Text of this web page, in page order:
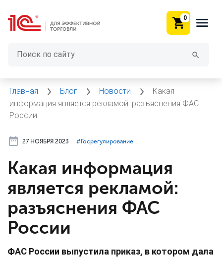
0
Главная Блог Новости
Какая
информация является рекламой: разъяснения ФАС
России
27 НОЯБРЯ 2023 #⁣Госрегулирование
Какая информация
является рекламой:
разъяснения ФАС
России
ФАС России выпустила приказ, в котором дала